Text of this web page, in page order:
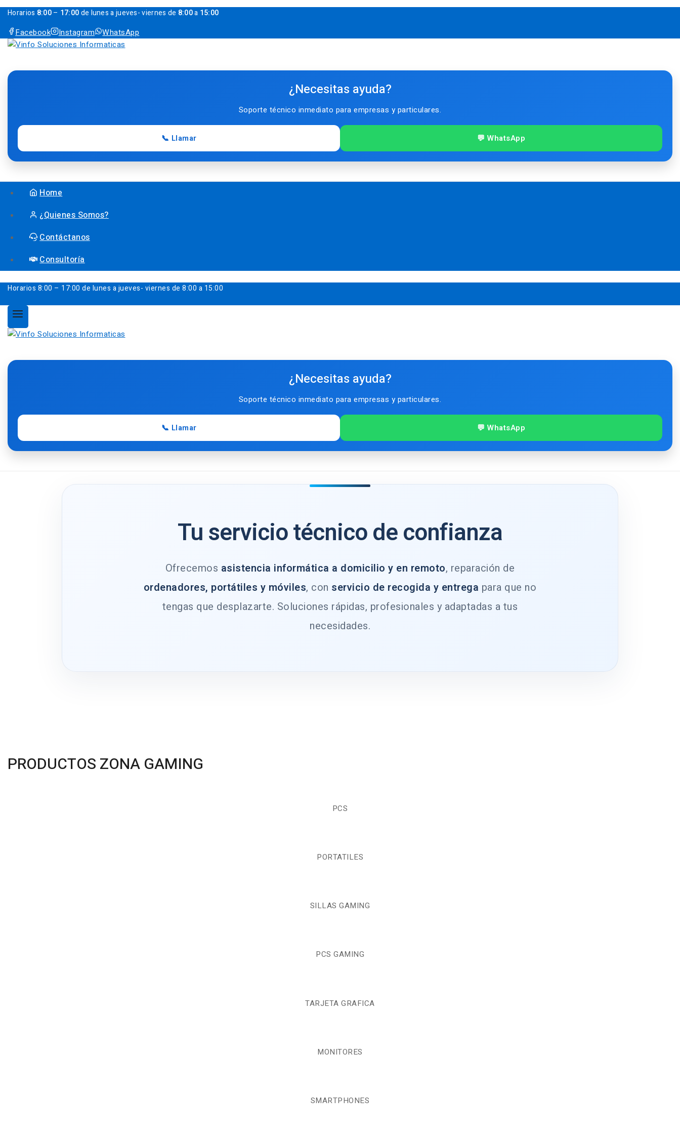
Horarios 8:00– 17:00de lunes a jueves- viernes de 8:00a 15:00
Facebook Instagram WhatsApp
¿Necesitas ayuda?
Soporte técnico inmediato para empresas y particulares.
📞 Llamar 💬 WhatsApp
Home
¿Quienes Somos?
Contáctanos
Consultoría
Horarios 8:00 – 17:00 de lunes a jueves- viernes de 8:00 a 15:00
¿Necesitas ayuda?
Soporte técnico inmediato para empresas y particulares.
📞 Llamar 💬 WhatsApp
Tu servicio técnico de confianza
Ofrecemos asistencia informática a domicilio y en remoto, reparación de
ordenadores, portátiles y móviles, con servicio de recogida y entrega para que no
tengas que desplazarte. Soluciones rápidas, profesionales y adaptadas a tus
necesidades.
PRODUCTOS ZONA GAMING
PCS
PORTATILES
SILLAS GAMING
PCS GAMING
TARJETA GRAFICA
MONITORES
SMARTPHONES